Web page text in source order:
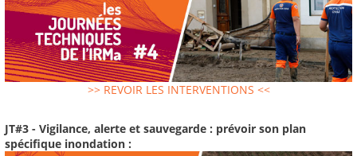
>> REVOIR LES INTERVENTIONS <<
JT#3 - Vigilance, alerte et sauvegarde : prévoir son plan
spécifique inondation :